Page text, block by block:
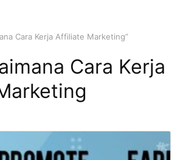
Cara Kerja Affiliate Marketing”
Cara Kerja